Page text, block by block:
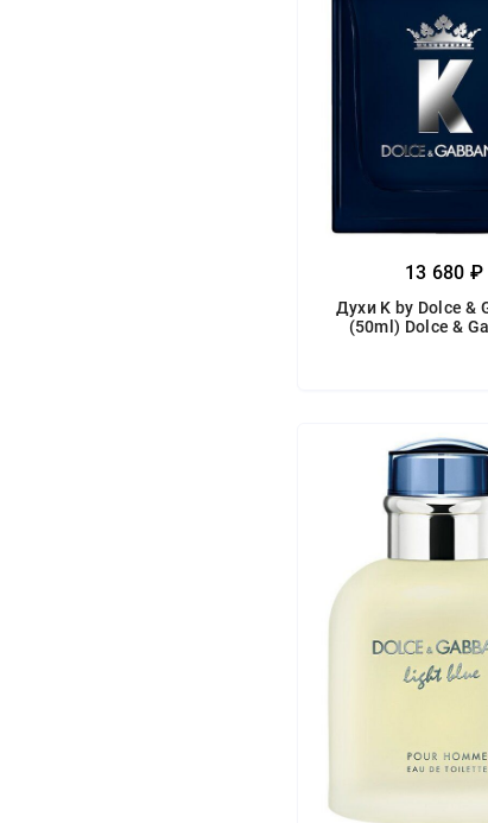
13 680 ₽
Духи K by Dolce &
(50ml) Dolce &